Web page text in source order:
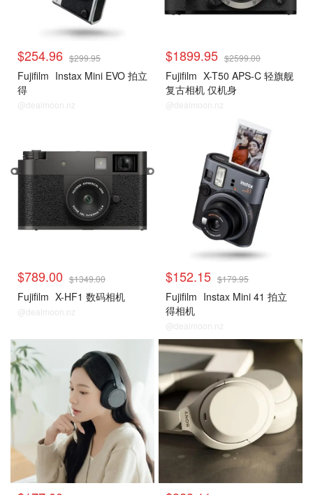
$254.96 $299.95
Fujifilm Instax Mini EVO 拍立
得
@dealmoon.nz
$1899.95 $2599.00
Fujifilm X-T50 APS-C 轻旗舰
复古相机 仅机身
@dealmoon.nz
$789.00 $1349.00
Fujifilm X-HF1 数码相机
@dealmoon.nz
$152.15 $179.95
Fujifilm Instax Mini 41 拍立
得相机
@dealmoon.nz